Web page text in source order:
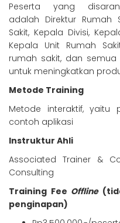
Peserta yang
adalah Direktur Rumah
Sakit, Kepala Divisi,
Kepala Unit Rumah
rumah sakit, dan
untuk meningkatkan
Metode Training
Metode interaktif, yaitu
contoh aplikasi
Instruktur Ahli
Associated Trainer &
Consulting
Training Fee Offline
penginapan)